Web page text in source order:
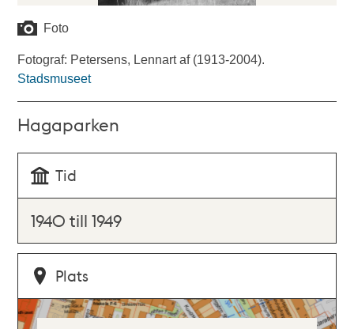
Foto
Fotograf: Petersens, Lennart af (1913-2004).
Stadsmuseet
Hagaparken
Tid
1940 till 1949
Plats